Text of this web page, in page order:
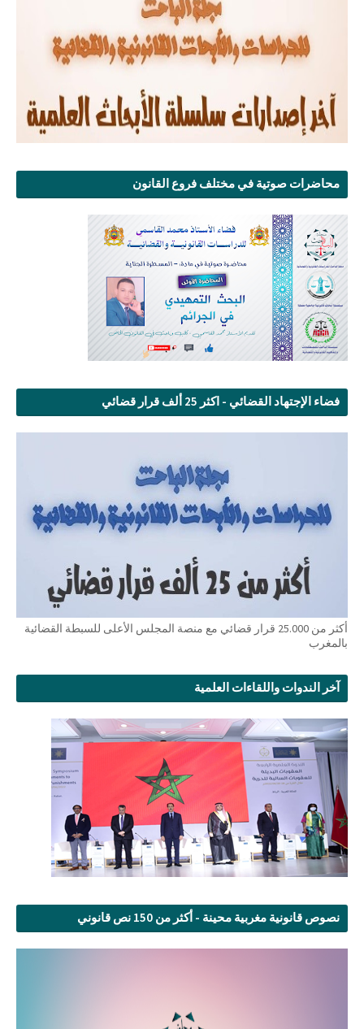
محاضرات صوتية في مختلف فروع القانون
فضاء الإجتهاد القضائي - اكثر 25 ألف قرار قضائي
أكثر من 25.000 قرار قضائي مع منصة المجلس الأعلى للسبطة القضائية
بالمغرب
آخر الندوات واللقاءات العلمية
نصوص قانونية مغربية محينة - أكثر من 150 نص قانوني